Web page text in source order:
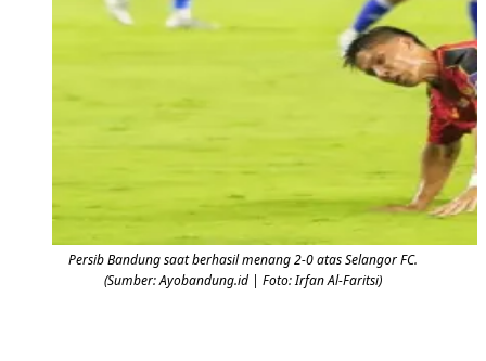
Persib Bandung saat berhasil menang 2-0 atas Selangor FC.
(Sumber: Ayobandung.id | Foto: Irfan Al-Faritsi)